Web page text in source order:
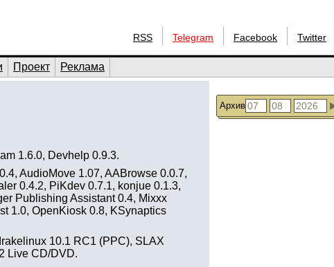
RSS Telegram Facebook Twitter
Проект Реклама
1.6.0, Devhelp 0.9.3.
AudioMove 1.07, AABrowse 0.0.7,
0.4.2, PiKdev 0.7.1, konjue 0.1.3,
Publishing Assistant 0.4, Mixxx
1.0, OpenKiosk 0.8, KSynaptics
10.1 RC1 (PPC), SLAX
Live CD/DVD.
Архив